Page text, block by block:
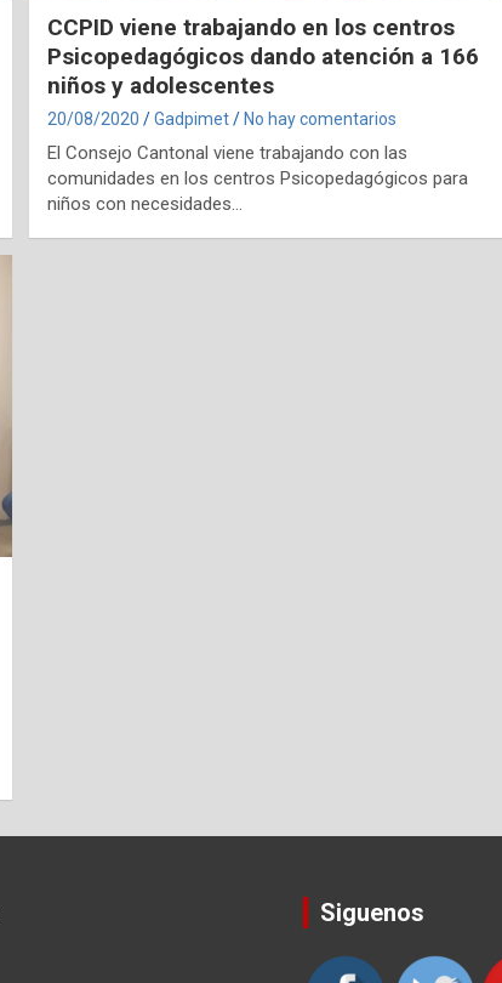
CCPID viene trabajando en los centros
Psicopedagógicos dando atención a 166
niños y adolescentes
20/08/2020 Gadpimet No hay comentarios
El Consejo Cantonal viene trabajando con las
comunidades en los centros Psicopedagógicos para
niños con necesidades…
Siguenos